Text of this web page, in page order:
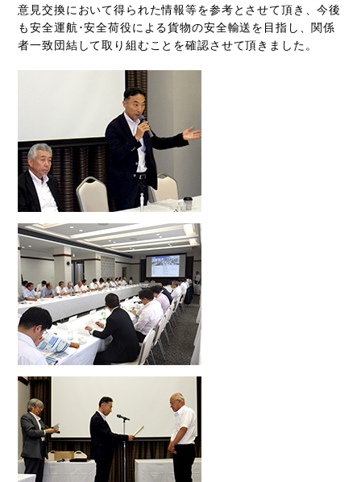
意見交換において得られた情報等を参考とさせて頂き、今後
も安全運航･安全荷役による貨物の安全輸送を目指し、関係
者一致団結して取り組むことを確認させて頂きました。